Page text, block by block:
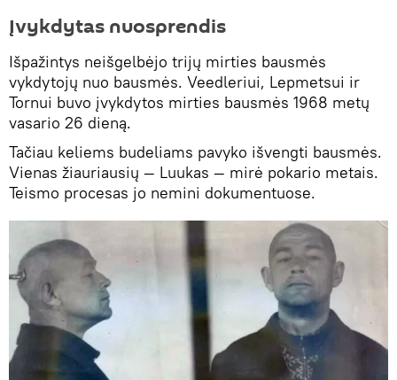
Įvykdytas nuosprendis
Išpažintys neišgelbėjo trijų mirties bausmės
vykdytojų nuo bausmės. Veedleriui, Lepmetsui ir
Tornui buvo įvykdytos mirties bausmės 1968 metų
vasario 26 dieną.
Tačiau keliems budeliams pavyko išvengti bausmės.
Vienas žiauriausių — Luukas — mirė pokario metais.
Teismo procesas jo nemini dokumentuose.